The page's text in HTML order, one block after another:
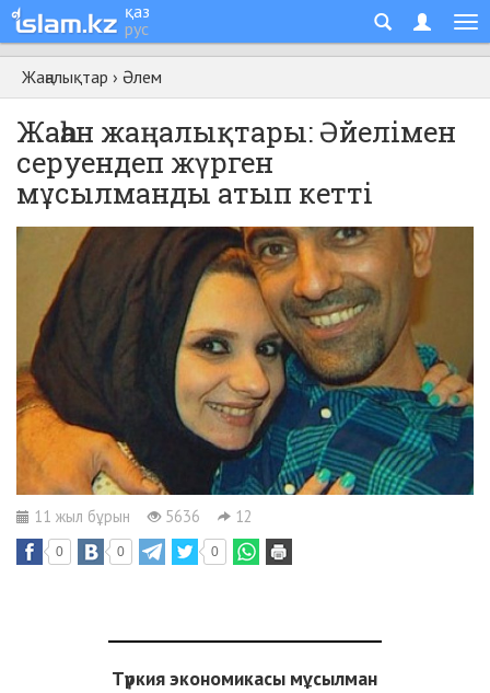
қаз
рус
Жаңалықтар › Әлем
Жаһан жаңалықтары: Әйелімен
серуендеп жүрген
мұсылманды атып кетті
11 жыл бұрын 5636 12
0 0 0
Түркия экономикасы мұсылман